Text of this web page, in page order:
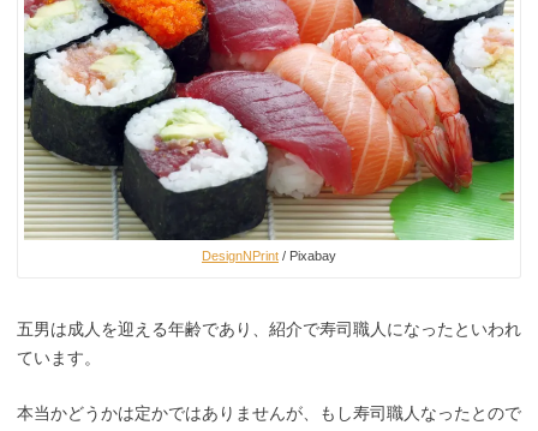
DesignNPrint / Pixabay
五男は成人を迎える年齢であり、紹介で寿司職人になったといわれ
ています。
本当かどうかは定かではありませんが、もし寿司職人なったとので